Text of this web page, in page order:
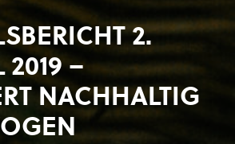
2.
2019 –
NACHHALTIG